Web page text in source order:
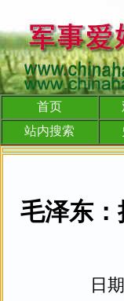
首页
站内搜索
毛泽东
日